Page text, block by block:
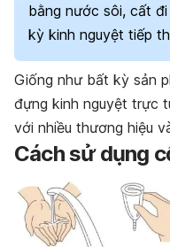
bằng nước sôi, cất
kỳ kinh nguyệt tiếp
Giống như bất kỳ sản
đựng kinh nguyệt trực
với nhiều thương hiệu
Cách sử dụng